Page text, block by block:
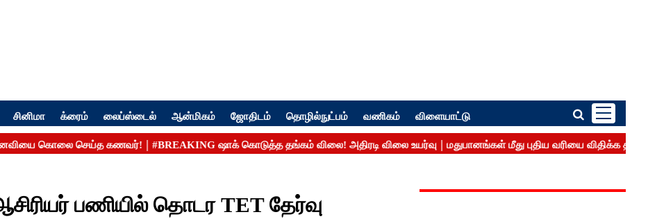
சினிமா க்ரைம் லைப்ஸ்டைல் ஆன்மிகம் ஜோதிடம் தொழில்நுட்பம் வணிகம் விளையாட்டு
பணியில் தொடர TET தேர்வு